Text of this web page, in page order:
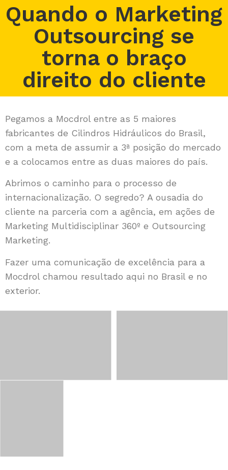
Quando o Marketing
Outsourcing se
torna o braço
direito do cliente
Pegamos a Mocdrol entre as 5 maiores
fabricantes de Cilindros Hidráulicos do Brasil,
com a meta de assumir a 3ª posição do mercado
e a colocamos entre as duas maiores do país.
Abrimos o caminho para o processo de
internacionalização. O segredo? A ousadia do
cliente na parceria com a agência, em ações de
Marketing Multidisciplinar 360º e Outsourcing
Marketing.
Fazer uma comunicação de excelência para a
Mocdrol chamou resultado aqui no Brasil e no
exterior.